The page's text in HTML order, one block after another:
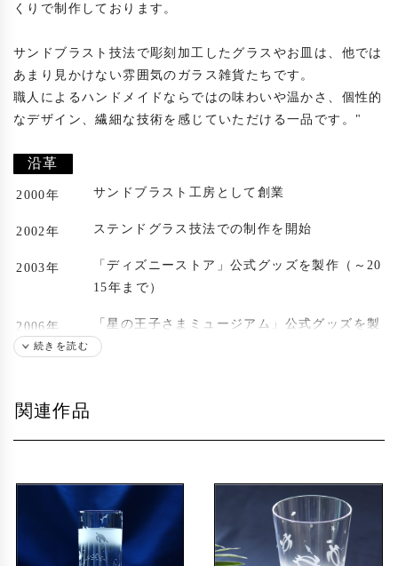
くりで制作しております。
サンドブラスト技法で彫刻加工したグラスやお皿は、他では
あまり見かけない雰囲気のガラス雑貨たちです。
職人によるハンドメイドならではの味わいや温かさ、個性的
なデザイン、繊細な技術を感じていただける一品です。"
沿革
2000年 サンドブラスト工房として創業
2002年 ステンドグラス技法での制作を開始
2003年
「ディズニーストア」公式グッズを製作（～20
15年まで）
2006年
「星の王子さまミュージアム」公式グッズを製
作
2014年 「株式会社アトリエキース」設立
販促活動を開始
銀座和光様のガラス製品への名入れ加工業務を
開始
続きを読む
関連作品